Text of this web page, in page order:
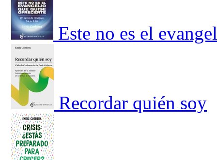
Este no es el
Recordar quién soy